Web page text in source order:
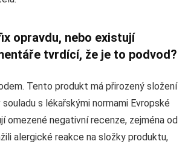
opravdu, nebo existují
tvrdící, že je to podvod?
Tento produkt má přirozený složení
s lékařskými normami Evropské
omezené negativní recenze, zejména od
alergické reakce na složky produktu,